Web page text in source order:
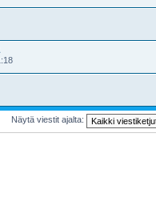
Näytä viestit ajalta: